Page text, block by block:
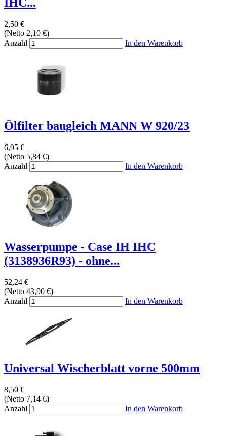
2,50 €
(Netto 2,10 €)
Anzahl
In den Warenkorb
Ölfilter baugleich MANN W 920/23
6,95 €
(Netto 5,84 €)
Anzahl
In den Warenkorb
Wasserpumpe - Case IH IHC
(3138936R93) - ohne...
52,24 €
(Netto 43,90 €)
Anzahl
In den Warenkorb
Universal Wischerblatt vorne 500mm
8,50 €
(Netto 7,14 €)
Anzahl
In den Warenkorb